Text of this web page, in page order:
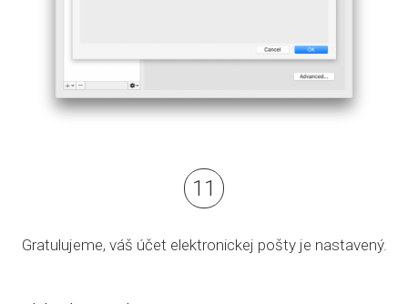
Gratulujeme, váš účet elektronickej pošty je nastavený.